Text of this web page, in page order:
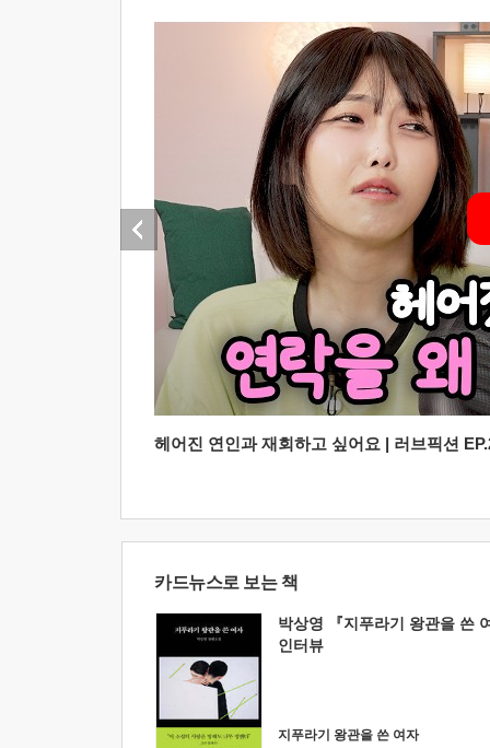
헤어진 연인과 재회하고 싶어요 | 러브픽션
카드뉴스로 보는 책
박상영 『지푸라기 왕관을 쓴
인터뷰
지푸라기 왕관을 쓴 여자